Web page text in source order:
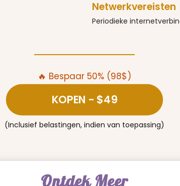
Netwerkvereisten
Periodieke
🔥 Bespaar 50% (98$)
KOPEN - $49
(Inclusief belastingen, indien van toepassing)
Ontdek Meer